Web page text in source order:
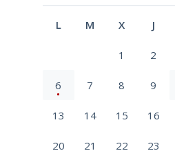
L M X J
1 2
6 7 8 9
13 14 15 16
20 21 22 23